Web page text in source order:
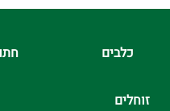
כלבים
זוחלים